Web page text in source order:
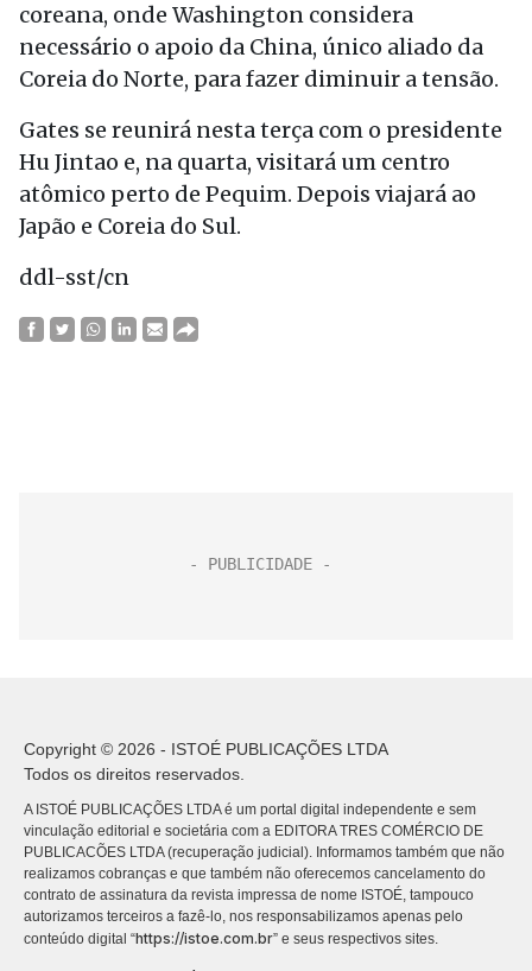
coreana, onde Washington considera
necessário o apoio da China, único aliado da
Coreia do Norte, para fazer diminuir a tensão.
Gates se reunirá nesta terça com o presidente
Hu Jintao e, na quarta, visitará um centro
atômico perto de Pequim. Depois viajará ao
Japão e Coreia do Sul.
ddl-sst/cn
Copyright © 2026 - ISTOÉ PUBLICAÇÕES LTDA
Todos os direitos reservados.
A ISTOÉ PUBLICAÇÕES LTDA é um portal digital independente e sem
vinculação editorial e societária com a EDITORA TRES COMÉRCIO DE
PUBLICACÕES LTDA (recuperação judicial). Informamos também que não
realizamos cobranças e que também não oferecemos cancelamento do
contrato de assinatura da revista impressa de nome ISTOÉ, tampouco
autorizamos terceiros a fazê-lo, nos responsabilizamos apenas pelo
conteúdo digital “https://istoe.com.br” e seus respectivos sites.